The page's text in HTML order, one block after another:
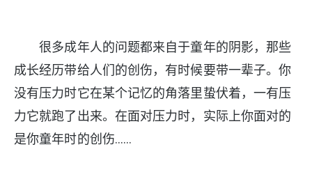
很多成年人的问题都来自于童年的阴影，那些
成长经历带给人们的创伤，有时候要带一辈子。你
没有压力时它在某个记忆的角落里蛰伏着，一有压
力它就跑了出来。在面对压力时，实际上你面对的
是你童年时的创伤……